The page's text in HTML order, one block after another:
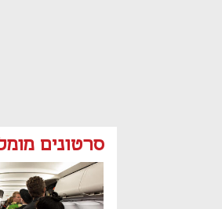
סרטונים